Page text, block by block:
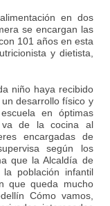
en dos
se encargan las
101 años en esta
y dietista,
niño haya recibido
desarrollo físico y
en óptimas
va de la cocina al
encargadas de
según los
que la Alcaldía de
población infantil
que queda mucho
Cómo vamos,